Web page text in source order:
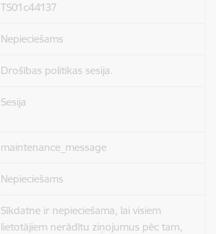
TS01c44137
Nepieciešams
Drošības politikas sesija.
Sesija
maintenance_message
Nepieciešams
Sīkdatne ir nepieciešama, lai visiem
lietotājiem nerādītu ziņojumus pēc tam,